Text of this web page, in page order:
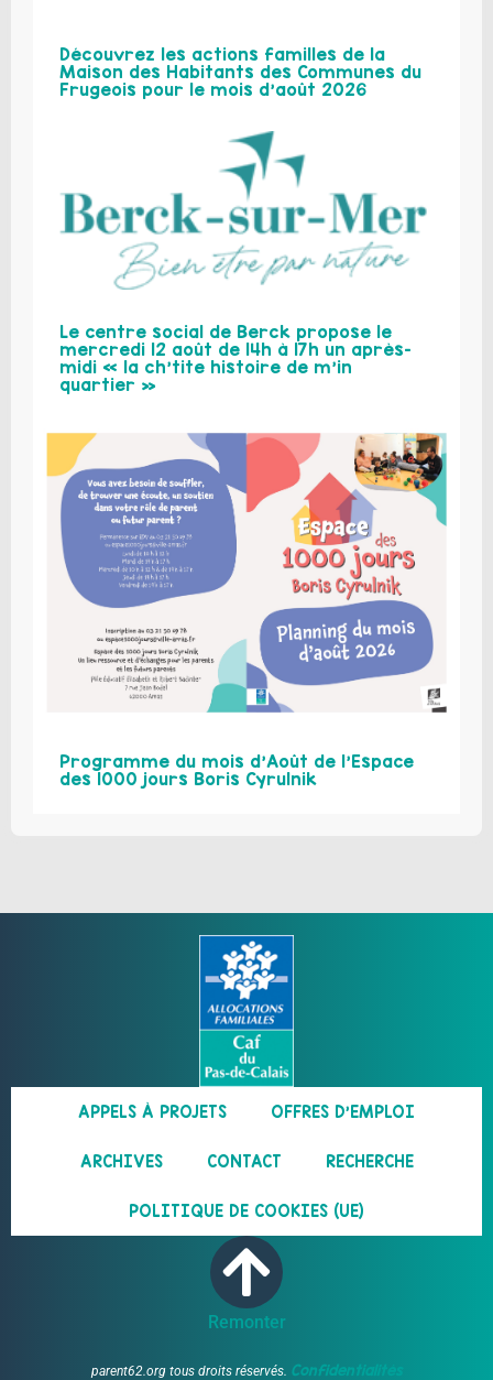
Découvrez les actions familles de la
Maison des Habitants des Communes du
Frugeois pour le mois d’août 2026
Le centre social de Berck propose le
mercredi 12 août de 14h à 17h un après-
midi « la ch’tite histoire de m’in
quartier »
Programme du mois d’Août de l’Espace
des 1000 jours Boris Cyrulnik
APPELS À PROJETS OFFRES D’EMPLOI
ARCHIVES CONTACT RECHERCHE
POLITIQUE DE COOKIES (UE)
Remonter
parent62.org tous droits réservés. Confidentialités